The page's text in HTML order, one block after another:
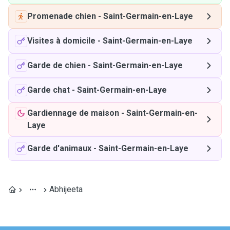
Promenade chien - Saint-Germain-en-Laye
Visites à domicile - Saint-Germain-en-Laye
Garde de chien - Saint-Germain-en-Laye
Garde chat - Saint-Germain-en-Laye
Gardiennage de maison - Saint-Germain-en-
Laye
Garde d'animaux - Saint-Germain-en-Laye
Abhijeeta